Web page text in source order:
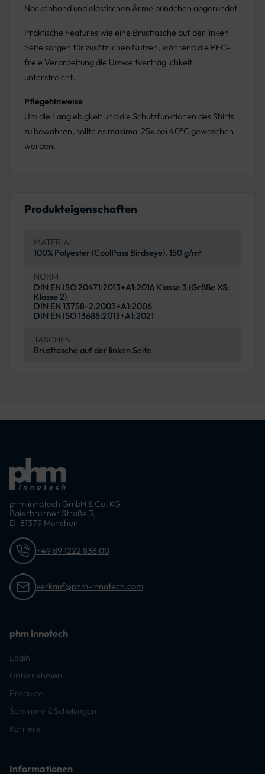
Nackenband und elastischen Ärmelbündchen abgerundet.
Praktische Features wie eine Brusttasche auf der linken
Seite sorgen für zusätzlichen Nutzen, während die PFC-
freie Verarbeitung die Umweltverträglichkeit
unterstreicht.
Pflegehinweise
Um die Langlebigkeit und die Schutzfunktionen des Shirts
zu bewahren, sollte es maximal 25x bei 40°C gewaschen
werden.
Produkteigenschaften
MATERIAL
100% Polyester (CoolPass Birdseye), 150 g/m²
NORM
DIN EN ISO 20471:2013+A1:2016 Klasse 3 (Größe XS:
Klasse 2)
DIN EN 13758-2:2003+A1:2006
DIN EN ISO 13688:2013+A1:2021
TASCHEN
Brusttasche auf der linken Seite
phm innotech GmbH & Co. KG
Baierbrunner Straße 3,
D-81379 München
+49 89 1222 838 00
verkauf@phm-innotech.com
phm innotech
Login
Unternehmen
Produkte
Seminare & Schulungen
Karriere
Informationen